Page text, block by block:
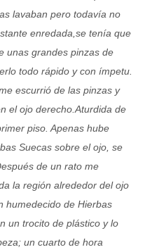
lavaban pero todavía no
enredada,se tenía que
unas grandes pinzas de
todo rápido y con ímpetu.
escurrió de las pinzas y
el ojo derecho.Aturdida de
piso. Apenas hube
Suecas sobre el ojo, se
de un rato me
la región alrededor del ojo
humedecido de Hierbas
un trocito de plástico y lo
un cuarto de hora